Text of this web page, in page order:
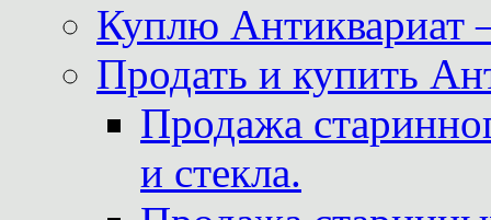
Куплю Антиквариат
Продать и купить
Продажа
и стекла.